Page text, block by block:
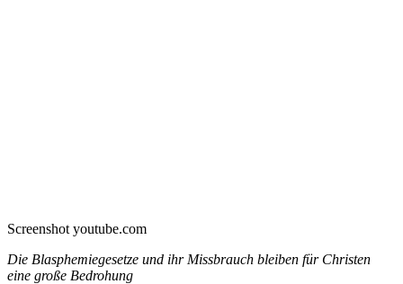
Screenshot youtube.com
Die Blasphemiegesetze und ihr Missbrauch bleiben für Christen
eine große Bedrohung